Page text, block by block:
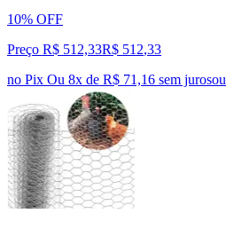
10% OFF
Preço R$ 512,33R$ 512,33
no Pix Ou 8x de R$ 71,16 sem jurosou